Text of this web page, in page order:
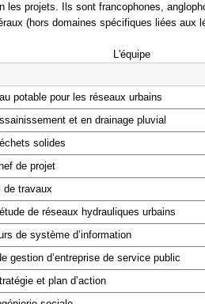
les projets. Ils sont francophones,
(hors domaines spécifiques liées aux
L'équipe
potable pour les réseaux urbains
et en drainage pluvial
solides
de projet
de travaux
de réseaux hydrauliques urbains
de système d’information
gestion d’entreprise de service public
et plan d’action